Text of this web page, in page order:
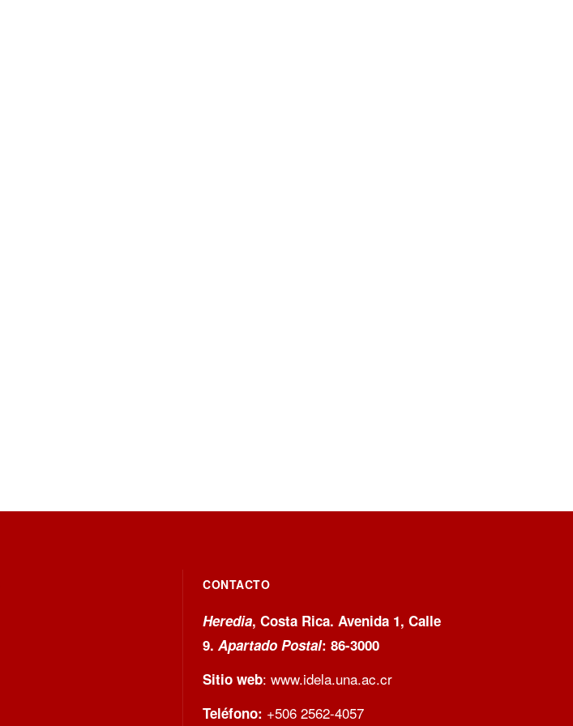
CONTACTO
Heredia, Costa Rica. Avenida 1, Calle
9. Apartado Postal: 86-3000
Sitio web: www.idela.una.ac.cr
Teléfono: +506 2562-4057